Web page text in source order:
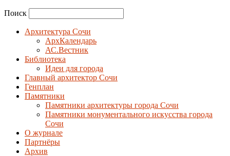
Поиск
Архитектура Сочи
АрхКалендарь
АС.Вестник
Библиотека
Идеи для города
Главный архитектор Сочи
Генплан
Памятники
Памятники архитектуры города Сочи
Памятники монументального искусства города
Сочи
О журнале
Партнёры
Архив